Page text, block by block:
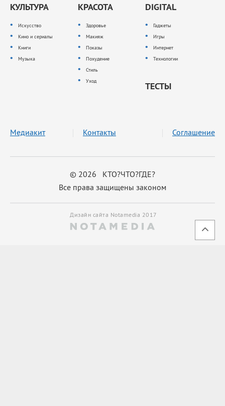
КУЛЬТУРА
Искусство
Кино и сериалы
Книги
Музыка
КРАСОТА
Здоровье
Макияж
Показы
Похудение
Стиль
Уход
DIGITAL
Гаджеты
Игры
Интернет
Технологии
ТЕСТЫ
© 2026 КТО?ЧТО?ГДЕ?
Все права защищены законом
Медиакит Контакты Соглашение
Дизайн сайта Notamedia 2017